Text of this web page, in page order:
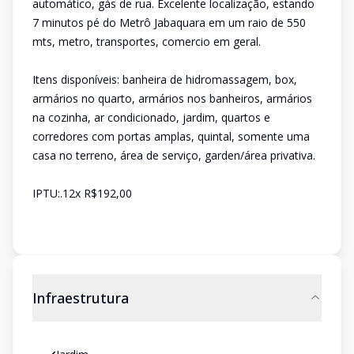
automático, gás de rua. Excelente localização, estando
7 minutos pé do Metrô Jabaquara em um raio de 550
mts, metro, transportes, comercio em geral.
Itens disponíveis: banheira de hidromassagem, box,
armários no quarto, armários nos banheiros, armários
na cozinha, ar condicionado, jardim, quartos e
corredores com portas amplas, quintal, somente uma
casa no terreno, área de serviço, garden/área privativa.
IPTU:.12x R$192,00
Infraestrutura